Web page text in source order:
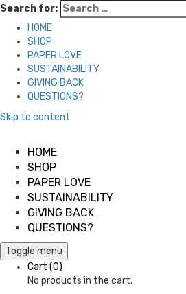
Search for:
HOME
SHOP
PAPER LOVE
SUSTAINABILITY
GIVING BACK
QUESTIONS?
Skip to content
HOME
SHOP
PAPER LOVE
SUSTAINABILITY
GIVING BACK
QUESTIONS?
Toggle menu
Cart (0)
No products in the cart.